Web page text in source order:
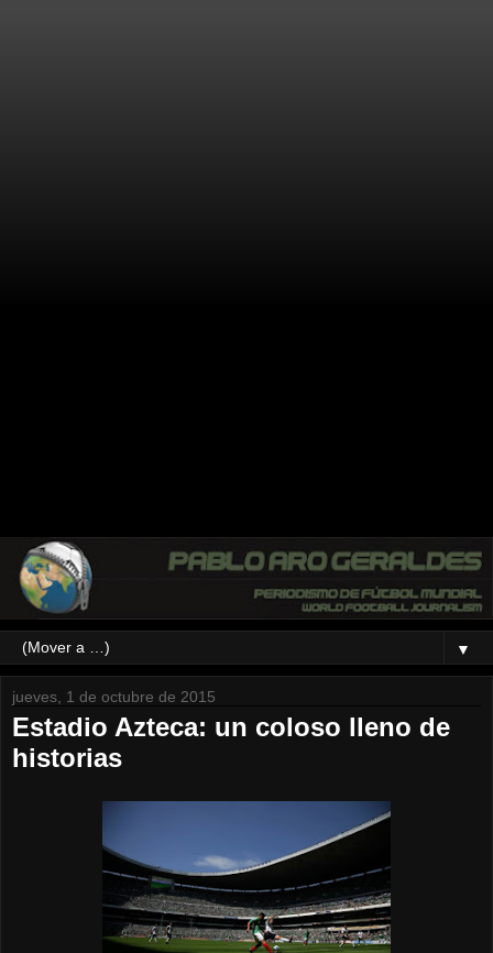
▼
jueves, 1 de octubre de 2015
Estadio Azteca: un coloso lleno de
historias